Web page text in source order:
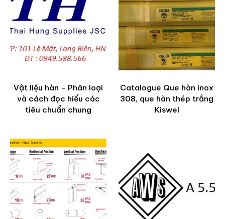
Vật liệu hàn - Phân loại
và cách đọc hiểu các
tiêu chuẩn chung
Catalogue Que hàn inox
308, que hàn thép trắng
Kiswel